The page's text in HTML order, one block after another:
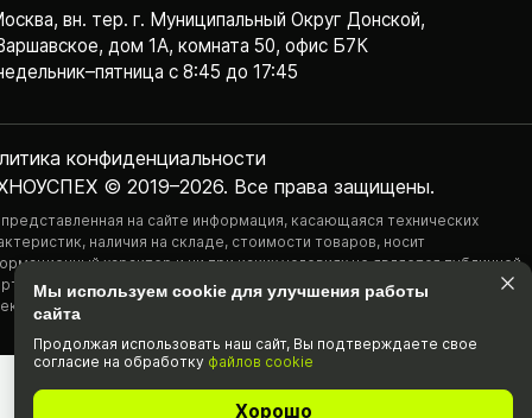
вн. тер. г. Муниципальный Округ Донской,
дом 1А, комната 50, офис Б7К
с 8:45 до 17:45
© 2019–2026. Все права защищены.
конфиденциаль­ности
на сайте информация, касающаяся технических
наличия на складе, стоимости товаров, носит
характер и ни при каких условиях не является публичной
определяемой положениями Статьи 437(2) Гражданского
РФ.
Мы используем cookie для улучшения работы
сайта
Продолжая использовать наш cайт, Вы подтвержда­ете свое
согласие на обработку файлов cookie
Хорошо